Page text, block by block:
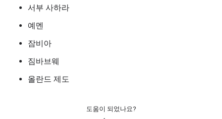
서부 사하라
예멘
잠비아
짐바브웨
올란드 제도
도움이 되었나요?